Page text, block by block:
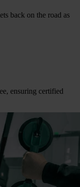
back on the road as
ensuring certified